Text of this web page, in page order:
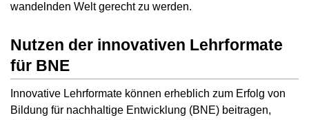
wandelnden Welt gerecht zu werden.
Nutzen der innovativen Lehrformate
für BNE
Innovative Lehrformate können erheblich zum Erfolg von
Bildung für nachhaltige Entwicklung (BNE) beitragen,